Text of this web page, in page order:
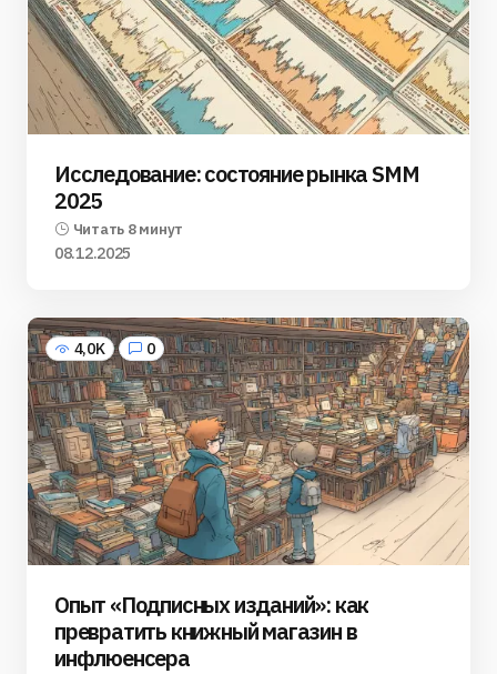
Исследование: состояние рынка SMM
2025
Читать 8 минут
08.12.2025
4,0K 0
Опыт «Подписных изданий»: как
превратить книжный магазин в
инфлюенсера